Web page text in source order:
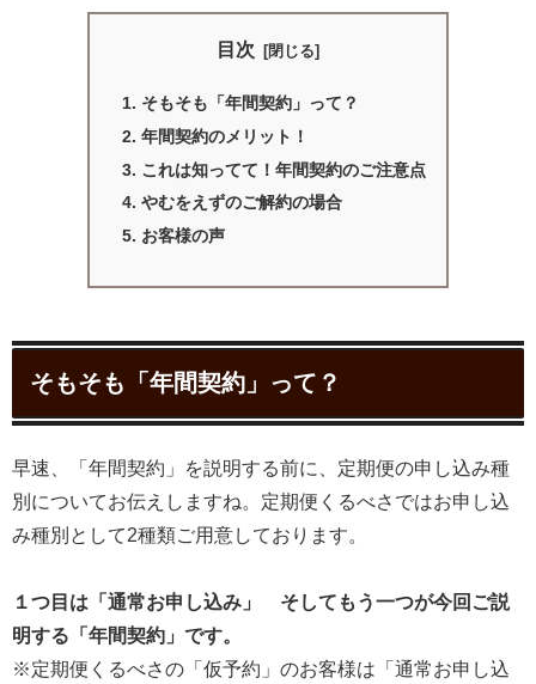
目次
そもそも「年間契約」って？
年間契約のメリット！
これは知ってて！年間契約のご注意点
やむをえずのご解約の場合
お客様の声
そもそも「年間契約」って？
早速、「年間契約」を説明する前に、定期便の申し込み種
別についてお伝えしますね。定期便くるべさではお申し込
み種別として2種類ご用意しております。
１つ目は「通常お申し込み」 そしてもう一つが今回ご説
明する「年間契約」です。
※定期便くるべさの「仮予約」のお客様は「通常お申し込